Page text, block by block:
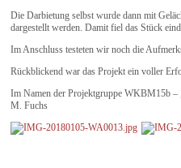
Die Darbietung selbst wurde dann mit
dargestellt werden. Damit fiel das Stück
Im Anschluss testeten wir noch die
Rückblickend war das Projekt ein voller
Im Namen der Projektgruppe WKBM15b –
M. Fuchs